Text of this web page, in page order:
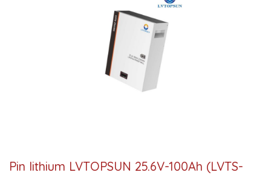
Pin lithium LVTOPSUN 25.6V-100Ah (LVTS-